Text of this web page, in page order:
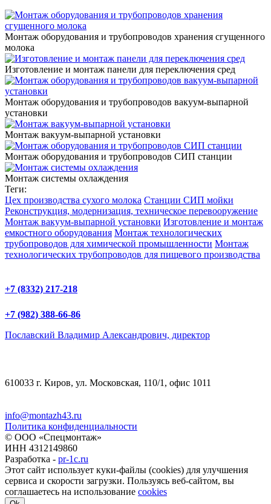
Монтаж оборудования и трубопроводов хранения сгущенного
молока
Изготовление и монтаж панели для переключения сред
Монтаж оборудования и трубопроводов вакуум-выпарной
установки
Монтаж вакуум-выпарной установки
Монтаж оборудования и трубопроводов СИП станции
Монтаж системы охлаждения
Теги:
Цех производства сухого молока Станции СИП мойки
Реконструкция, модернизация, техническое перевооружение
Монтаж вакуум-выпарной установки Изготовление и монтаж
емкостного оборудования Монтаж технологических
трубопроводов для химической промышленности Монтаж
технологических трубопроводов для пищевого производства
+7 (8332) 217-218
+7 (982) 388-66-86
Пославский Владимир Александрович, директор
610033 г. Киров, ул. Московская, 110/1, офис 1011
info@montazh43.ru
Политика конфиденциальности
© ООО «Спецмонтаж»
ИНН 4312149860
Разработка - pr-1c.ru
Этот сайт использует куки-файлы (cookies) для улучшения
сервиса и скорости загрузки. Пользуясь веб-сайтом, вы
соглашаетесь на использование cookies